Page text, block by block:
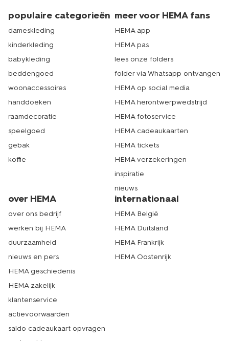
populaire categorieën
dameskleding
kinderkleding
babykleding
beddengoed
woonaccessoires
handdoeken
raamdecoratie
speelgoed
gebak
koffie
meer voor HEMA fans
HEMA app
HEMA pas
lees onze folders
folder via Whatsapp ontvangen
HEMA op social media
HEMA herontwerpwedstrijd
HEMA fotoservice
HEMA cadeaukaarten
HEMA tickets
HEMA verzekeringen
inspiratie
nieuws
over HEMA
over ons bedrijf
werken bij HEMA
duurzaamheid
nieuws en pers
HEMA geschiedenis
HEMA zakelijk
klantenservice
actievoorwaarden
saldo cadeaukaart opvragen
internationaal
HEMA België
HEMA Duitsland
HEMA Frankrijk
HEMA Oostenrijk